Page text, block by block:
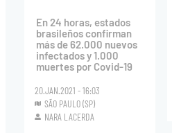
En 24 horas, estados
brasileños confirman
más de 62.000 nuevos
infectados y 1.000
muertes por Covid-19
20.JAN.2021 - 16:03
SÃO PAULO (SP)
NARA LACERDA